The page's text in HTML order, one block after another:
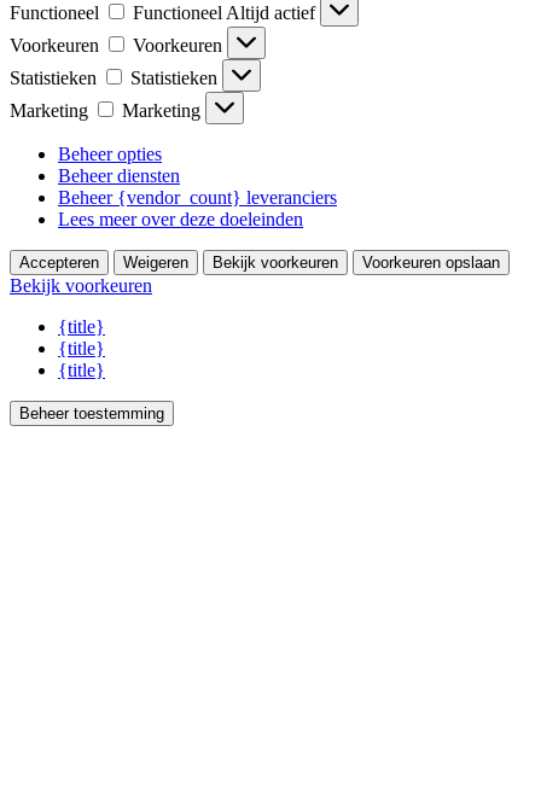
Functioneel
Functioneel Altijd actief
Voorkeuren
Voorkeuren
Statistieken
Statistieken
Marketing
Marketing
Beheer opties
Beheer diensten
Beheer {vendor_count} leveranciers
Lees meer over deze doeleinden
Accepteren Weigeren Bekijk voorkeuren Voorkeuren opslaan
Bekijk voorkeuren
{title}
{title}
{title}
Beheer toestemming